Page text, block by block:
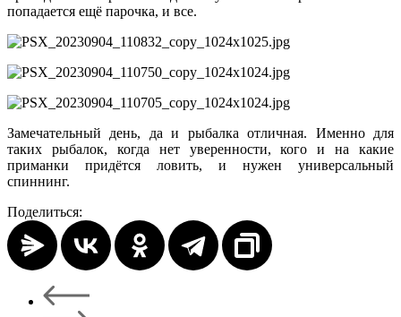
попадается ещё парочка, и все.
Замечательный день, да и рыбалка отличная. Именно для
таких рыбалок, когда нет уверенности, кого и на какие
приманки придётся ловить, и нужен универсальный
спиннинг.
Поделиться: